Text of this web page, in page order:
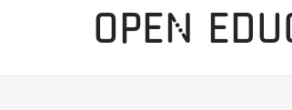
Open